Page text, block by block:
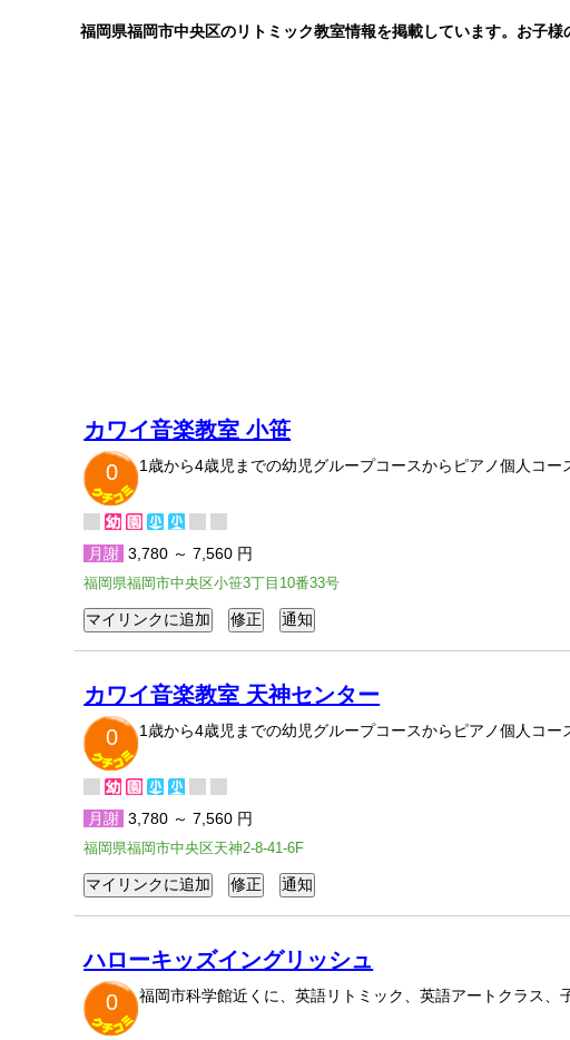
福岡県福岡市中央区のリトミック教室情報を掲載しています。お子
カワイ音楽教室 小笹
0
1歳から4歳児までの幼児グループコースからピアノ個人コ
月謝 3,780 ～ 7,560 円
福岡県福岡市中央区小笹3丁目10番33号
カワイ音楽教室 天神センター
0
1歳から4歳児までの幼児グループコースからピアノ個人コ
月謝 3,780 ～ 7,560 円
福岡県福岡市中央区天神2-8-41-6F
ハローキッズイングリッシュ
0
福岡市科学館近くに、英語リトミック、英語アートクラス、